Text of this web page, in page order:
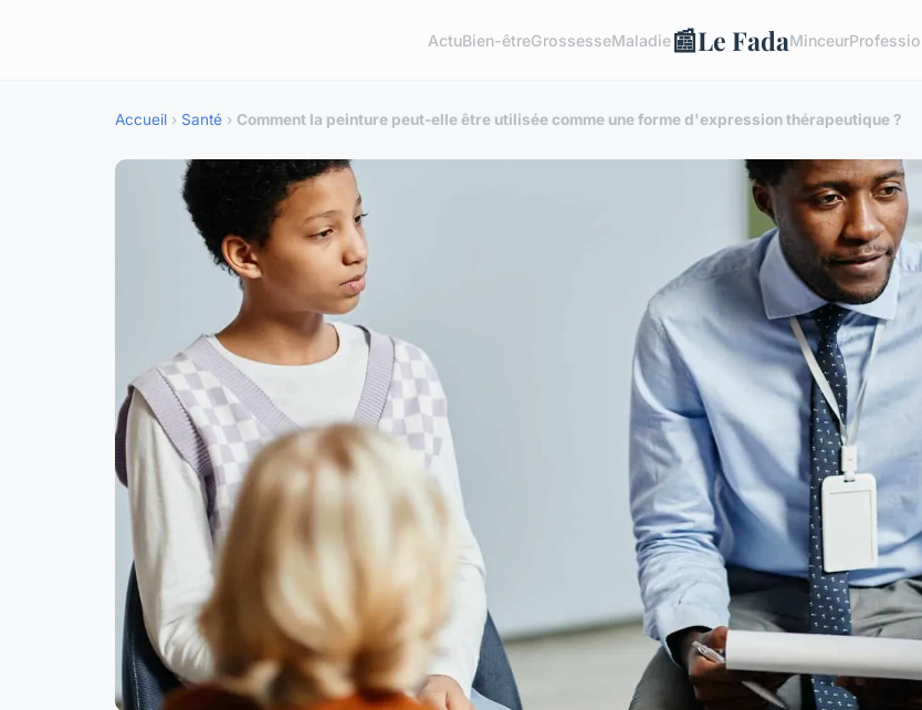
ActuBien-êtreGrossesseMaladie📰Le FadaMinceur
Accueil › Santé › Comment la peinture peut-elle être utilisée comme une forme d'expression thérapeutique ?